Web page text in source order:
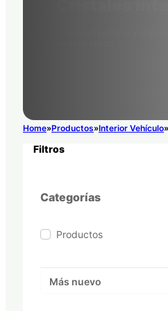
Home Productos Interior Vehículo
Filtros
Categorías
Categorías
Productos
Orden
Sort content